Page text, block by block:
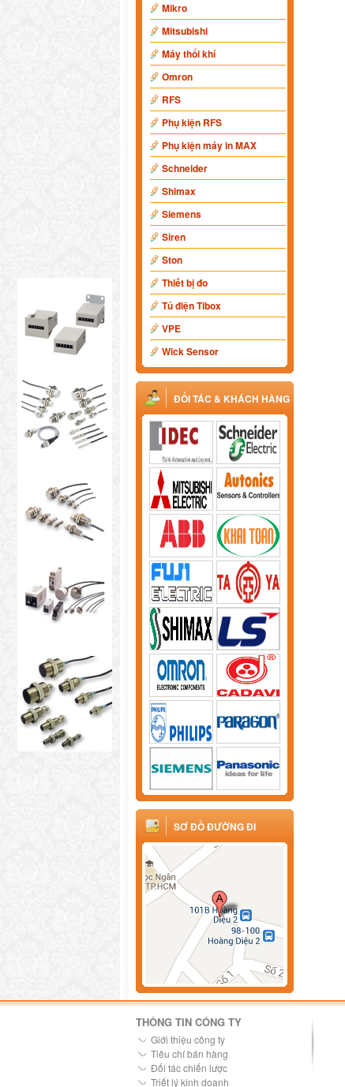
Mikro
Mitsubishi
Máy thổi khí
Omron
RFS
Phụ kiện RFS
Phụ kiện máy in MAX
Schneider
Shimax
Siemens
Siren
Ston
Thiết bị đo
Tủ điện Tibox
VPE
Wick Sensor
ĐỐI TÁC & KHÁCH HÀNG
SƠ ĐỒ ĐƯỜNG ĐI
THÔNG TIN CÔNG TY
Giới thiệu công ty
Tiêu chí bán hàng
Đối tác chiến lược
Triết lý kinh doanh